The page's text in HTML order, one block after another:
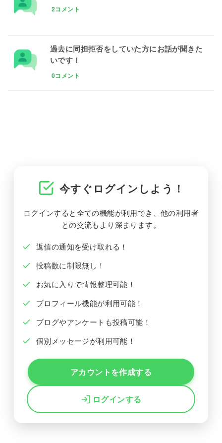
2コメント
過去に同担拒否をしていた方にお話が聞きた
いです！
0コメント
今すぐログインしよう！
ログインすると全ての機能が利用でき、他の利用者
との交流もより深まります。
返信の通知を受け取れる！
投稿数に制限無し！
お気に入りで情報整理可能！
プロフィール機能が利用可能！
ブログやアンケートも投稿可能！
個別メッセージが利用可能！
アカウントを作成する
ログインする